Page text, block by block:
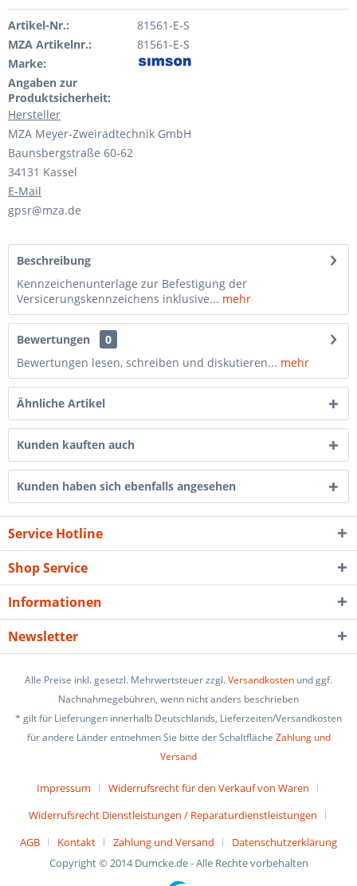
Artikel-Nr.:
81561-E-S
MZA Artikelnr.:
81561-E-S
Marke:
Angaben zur
Produktsicherheit:
Hersteller
MZA Meyer-Zweiradtechnik GmbH
Baunsbergstraße 60-62
34131 Kassel
E-Mail
gpsr@mza.de
Beschreibung
Kennzeichenunterlage zur Befestigung der
Versicerungskennzeichens inklusive... mehr
Bewertungen
0
Bewertungen lesen, schreiben und diskutieren... mehr
Ähnliche Artikel
Kunden kauften auch
Kunden haben sich ebenfalls angesehen
Service Hotline
Shop Service
Informationen
Newsletter
Alle Preise inkl. gesetzl. Mehrwertsteuer zzgl.Versandkosten und ggf.
Nachnahmegebühren, wenn nicht anders beschrieben
* gilt für Lieferungen innerhalb Deutschlands, Lieferzeiten/Versandkosten
für andere Länder entnehmen Sie bitte der Schaltfläche Zahlung und
Versand
Impressum
Widerrufsrecht für den Verkauf von Waren
Widerrufsrecht Dienstleistungen / Reparaturdienstleistungen
AGB
Kontakt Zahlung und Versand
Datenschutzerklärung
Copyright © 2014 Dumcke.de - Alle Rechte vorbehalten